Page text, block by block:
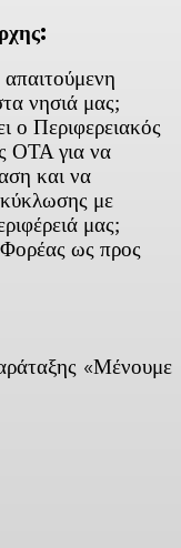
απαιτούμενη
νησιά μας;
ο Περιφερειακός
ΟΤΑ για να
και να
με
μας;
Φορέας ως προς
«Μένουμε